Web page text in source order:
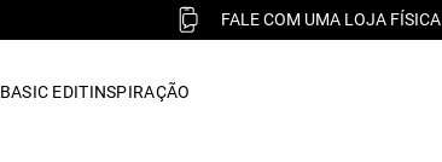
FALE COM UMA LOJA FÍSICA
BASIC EDITINSPIRAÇÃO